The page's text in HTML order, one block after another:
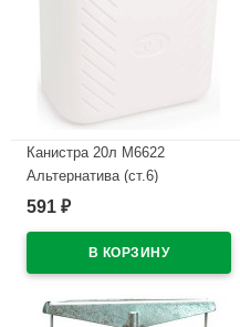
Канистра 20л М6622
Альтернатива (ст.6)
В наличии
591 ₽